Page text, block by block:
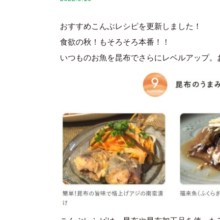
おすすめこんぶレシピを更新しました！
食欲の秋！もそろそろ本番！！
いつものお魚を昆布でさらにレベルアップ